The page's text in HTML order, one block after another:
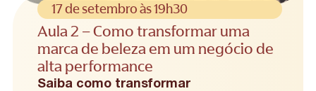
17 de setembro às 19h30
Aula 2 – Como transformar uma
marca de beleza em um negócio de
alta performance
Saiba como transformar